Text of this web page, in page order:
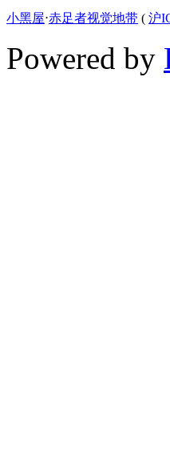
小黑屋⋅赤足者视觉地带 ( 沪
Powered by